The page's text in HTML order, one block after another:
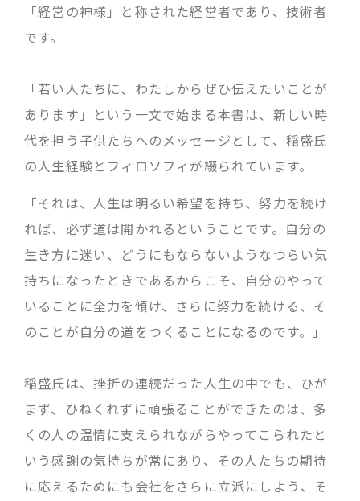
「経営の神様」と称された経営者であり、技術者
です。
「若い人たちに、わたしからぜひ伝えたいことが
あります」という一文で始まる本書は、新しい時
代を担う子供たちへのメッセージとして、稲盛氏
の人生経験とフィロソフィが綴られています。
「それは、人生は明るい希望を持ち、努力を続け
れば、必ず道は開かれるということです。自分の
生き方に迷い、どうにもならないようなつらい気
持ちになったときであるからこそ、自分のやって
いることに全力を傾け、さらに努力を続ける、そ
のことが自分の道をつくることになるのです。」
稲盛氏は、挫折の連続だった人生の中でも、ひが
まず、ひねくれずに頑張ることができたのは、多
くの人の温情に支えられながらやってこられたと
いう感謝の気持ちが常にあり、その人たちの期待
に応えるためにも会社をさらに立派にしよう、そ